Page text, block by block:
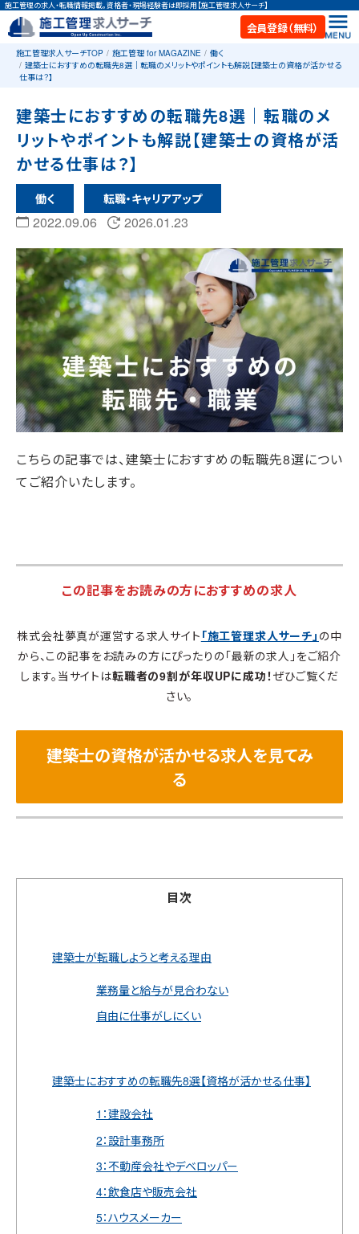
施工管理の求人・転職情報掲載。資格者・現場経験者は即採用【施工管理求人サーチ】
会員登録（無料）
施工管理求人サーチTOP 施工管理 for MAGAZINE
働く
建築士におすすめの転職先8選｜転職のメリットやポイントも解説【建築士の資格が活かせる
仕事は？】
建築士におすすめの転職先8選｜転職のメ
リットやポイントも解説【建築士の資格が活
かせる仕事は？】
働く 転職・キャリアアップ
2022.09.06 2026.01.23
こちらの記事では、建築士におすすめの転職先8選につい
てご紹介いたします。
この記事をお読みの方におすすめの求人
株式会社夢真が運営する求人サイト 「施工管理求人サーチ」 の中
から、この記事をお読みの方にぴったりの「最新の求人」をご紹介
します。当サイトは転職者の9割が年収UPに成功！ぜひご覧くだ
さい。
建築士の資格が活かせる求人を見てみ
る
目次
建築士が転職しようと考える理由
業務量と給与が見合わない
自由に仕事がしにくい
建築士におすすめの転職先8選【資格が活かせる仕事】
1：建設会社
2：設計事務所
3：不動産会社やデベロッパー
4：飲食店や販売会社
5：ハウスメーカー